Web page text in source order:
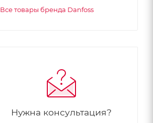
Все товары бренда Danfoss
Нужна консультация?